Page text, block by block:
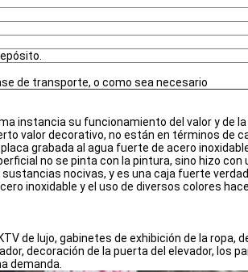
de transporte, o como sea necesario
instancia su funcionamiento del valor y de
valor decorativo, no están en términos de
grabada al agua fuerte de acero
no se pinta con la pintura, sino hizo con
nocivas, y es una caja fuerte
inoxidable y el uso de diversos colores
de lujo, gabinetes de exhibición de la
decoración de la puerta del elevador, los
demanda.